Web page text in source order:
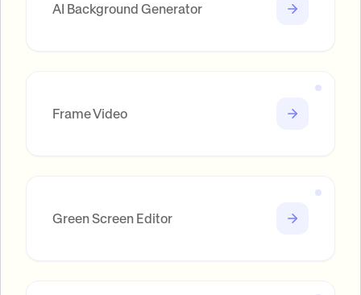
AI Background Generator
Frame Video
Green Screen Editor